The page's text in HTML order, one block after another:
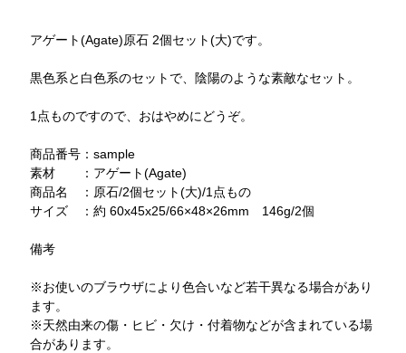
アゲート(Agate)原石 2個セット(大)です。
黒色系と白色系のセットで、陰陽のような素敵なセット。
1点ものですので、おはやめにどうぞ。
商品番号：sample
素材 ：アゲート(Agate)
商品名 ：原石/2個セット(大)/1点もの
サイズ ：約 60x45x25/66×48×26mm 146g/2個
備考
※お使いのブラウザにより色合いなど若干異なる場合があり
ます。
※天然由来の傷・ヒビ・欠け・付着物などが含まれている場
合があります。